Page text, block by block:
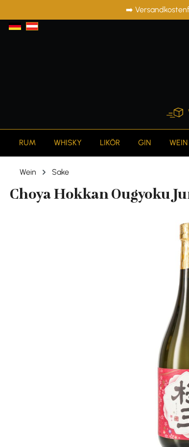
Zur Hauptnavigation springen
➡️
RUM WHISKY LIKÖR GIN
Wein Sake
Choya Hokkan Ougyoku